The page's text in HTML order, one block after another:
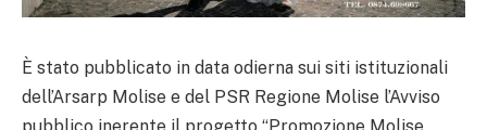
È stato pubblicato in data odierna sui siti istituzionali
dell’Arsarp Molise e del PSR Regione Molise l’Avviso